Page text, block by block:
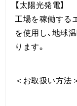
【太陽光発電】
工場を稼働する
を使用し、地球
ります。
＜お取扱い方法